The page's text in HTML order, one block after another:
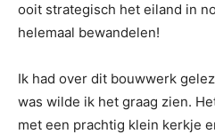
ooit strategisch het eiland in
helemaal bewandelen!
Ik had over dit bouwwerk
was wilde ik het graag zien.
met een prachtig klein kerkje